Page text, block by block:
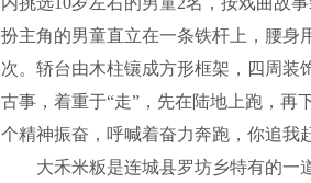
扮主角的男童直立在一条铁杆上，腰身
次。轿台由木柱镶成方形框架，四周装
古事，着重于“走”，先在陆地上跑，再
个精神振奋，呼喊着奋力奔跑，你追我
大禾米粄是连城县罗坊乡特有的一道